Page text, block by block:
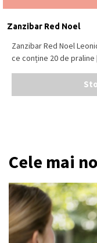
Zanzibar Red Noel
Zanzibar Red Noel
ce conține 20 de praline
Cele mai